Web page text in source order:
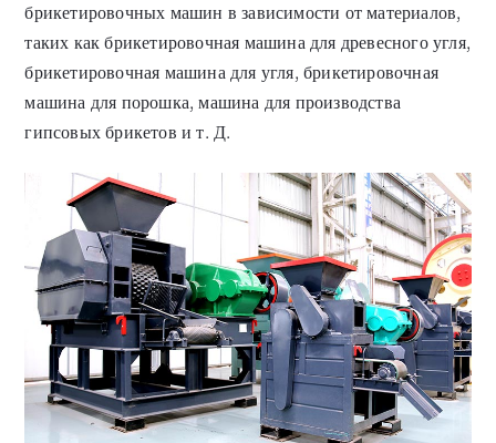
брикетировочных машин в зависимости от материалов,
таких как брикетировочная машина для древесного угля,
брикетировочная машина для угля, брикетировочная
машина для порошка, машина для производства
гипсовых брикетов и т. Д.